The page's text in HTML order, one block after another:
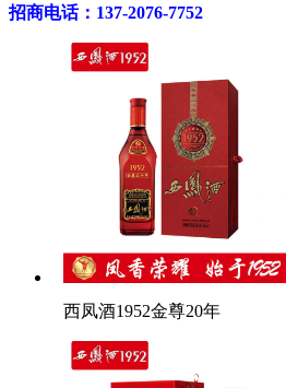
招商电话：137-2076-7752
西凤酒1952金尊20年